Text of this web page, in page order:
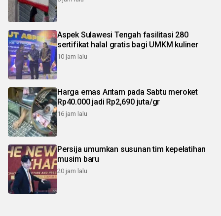
Aspek Sulawesi Tengah fasilitasi 280
sertifikat halal gratis bagi UMKM kuliner
10 jam lalu
Harga emas Antam pada Sabtu meroket
Rp40.000 jadi Rp2,690 juta/gr
16 jam lalu
Persija umumkan susunan tim kepelatihan
musim baru
20 jam lalu